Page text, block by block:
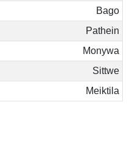
Bago
Pathein
Monywa
Sittwe
Meiktila